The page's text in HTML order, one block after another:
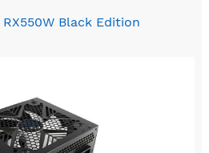
Black Edition